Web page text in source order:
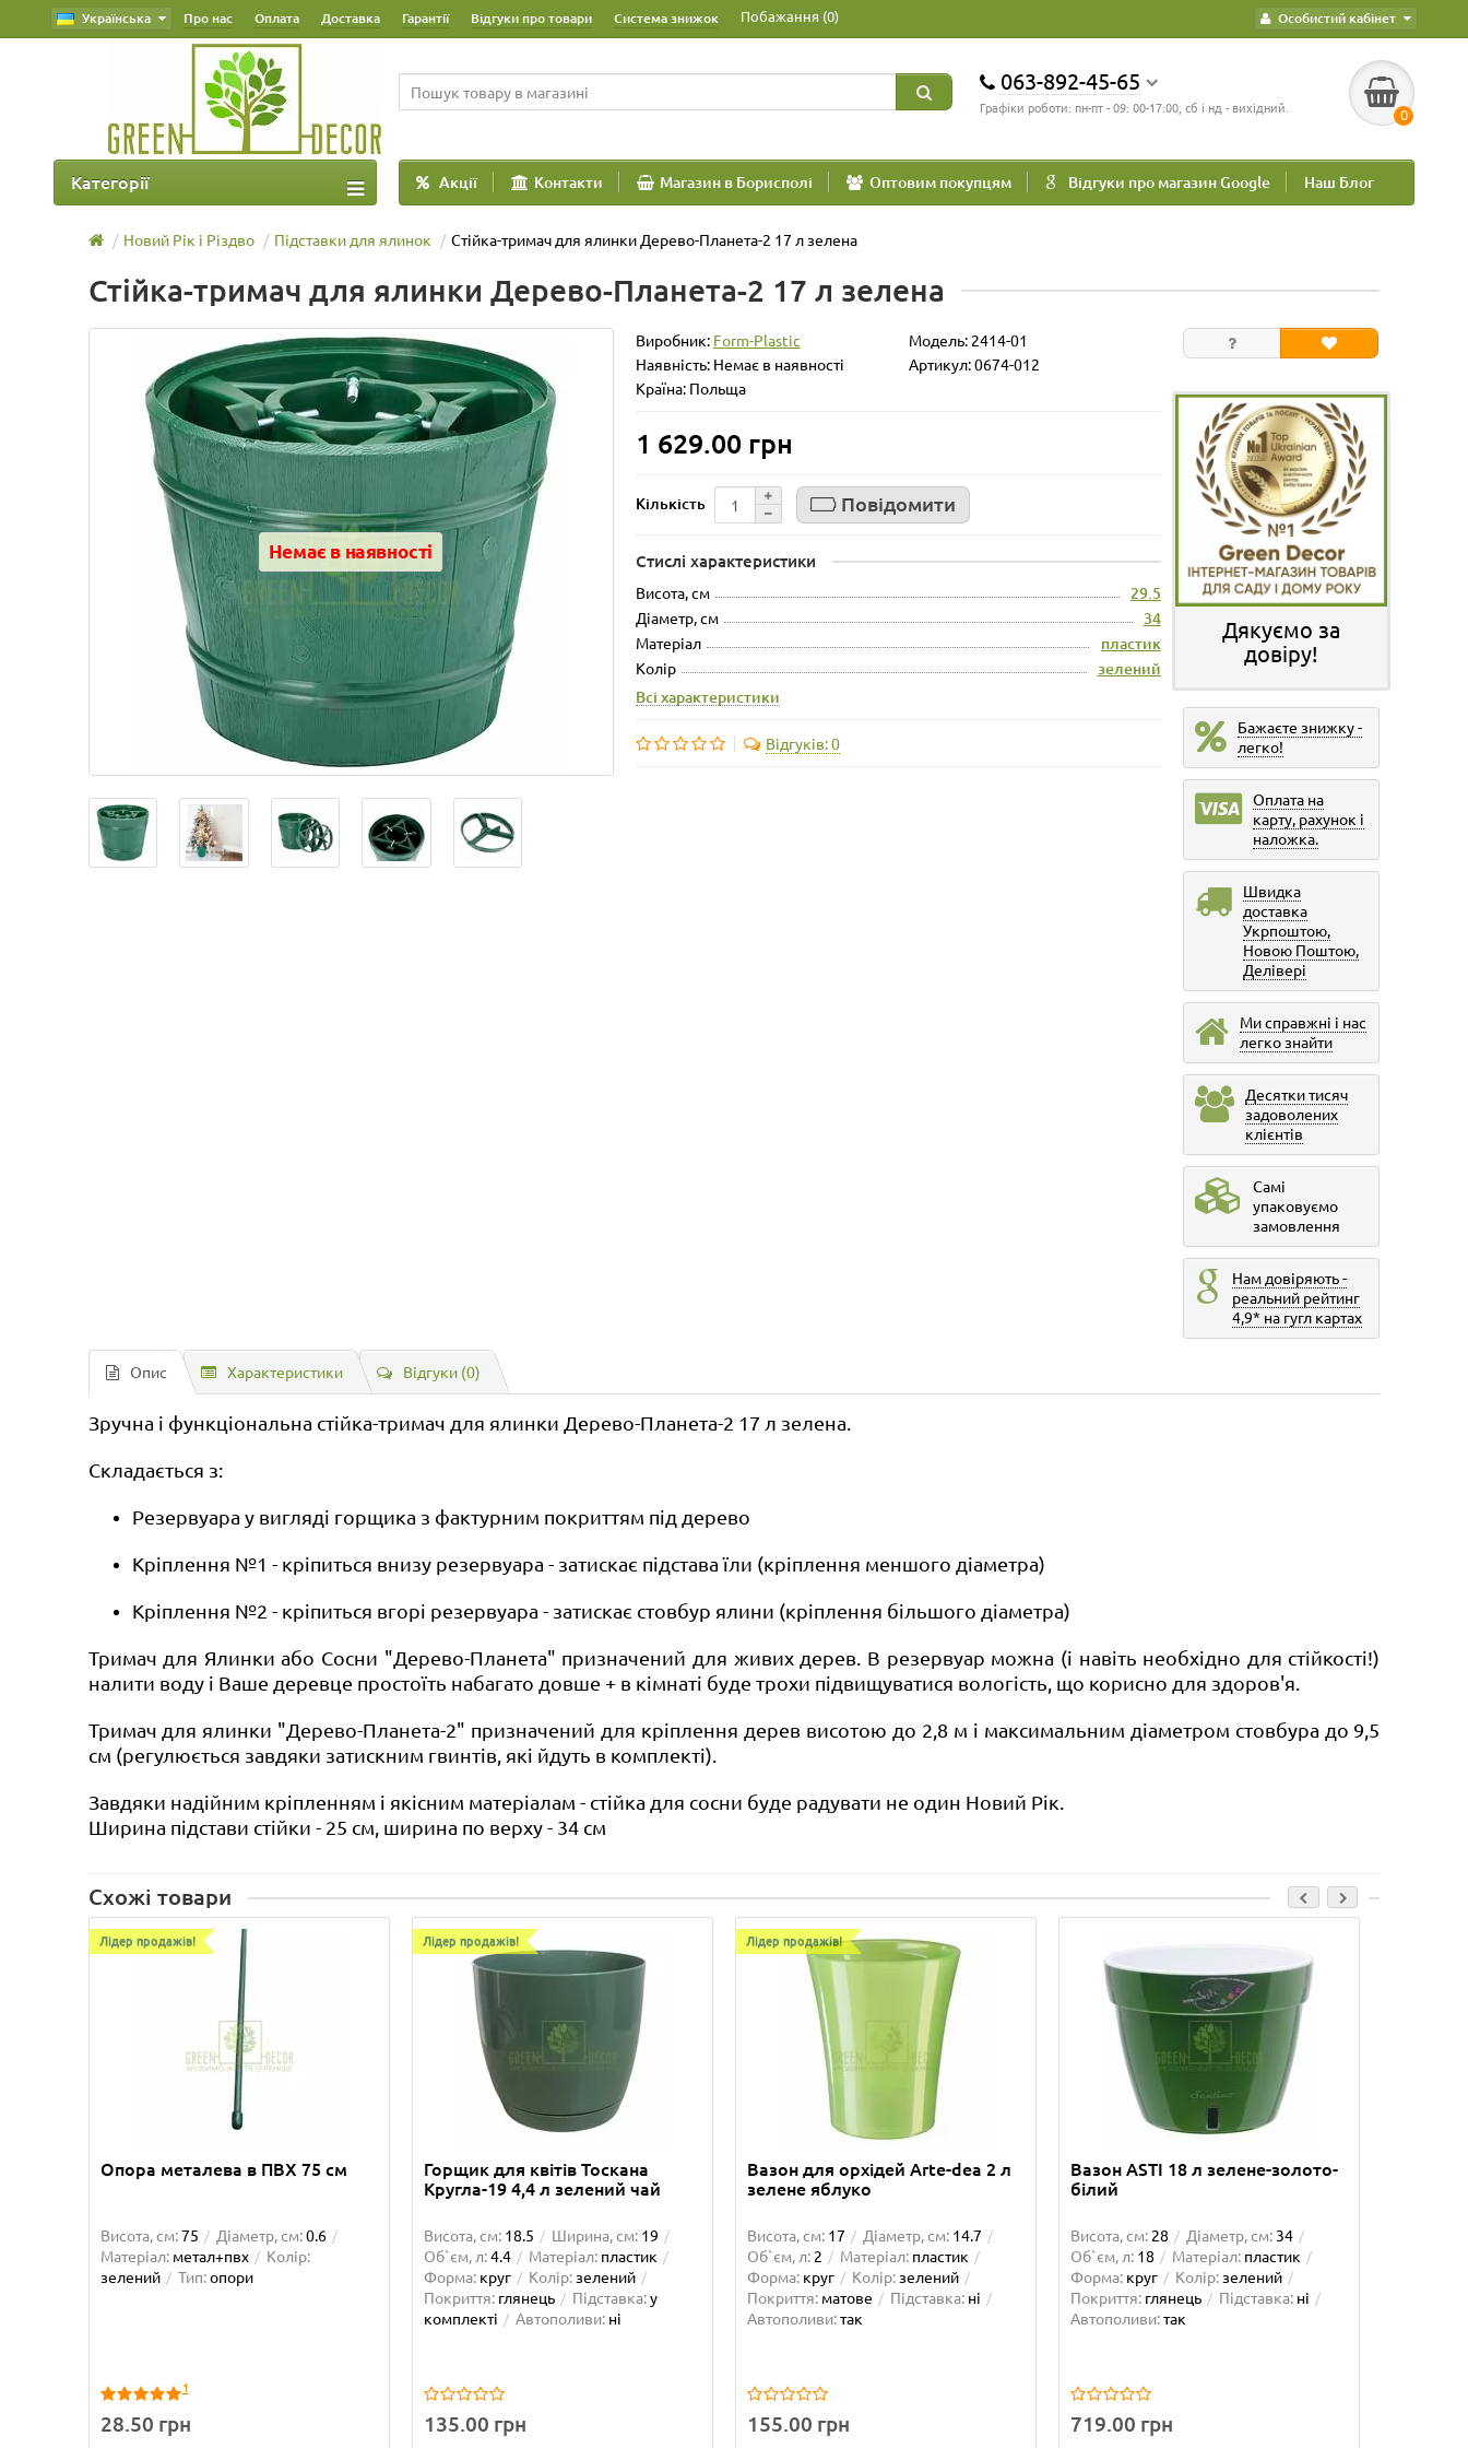
Особистий кабінет
Українська Про нас Оплата Доставка Гарантії Відгуки про товари Система знижок Побажання (0)
063-892-45-65
Графіки роботи: пн-пт - 09: 00-17:00, сб і нд - вихідний. 0
Акції Контакти Магазин в Борисполі Оптовим покупцям Відгуки про магазин Google Наш Блог
Категорії
Новий Рік і Різдво Підставки для ялинок Стійка-тримач для ялинки Дерево-Планета-2 17 л зелена
Стійка-тримач для ялинки Дерево-Планета-2 17 л зелена
Немає в наявності
Виробник: Form-Plastic Модель: 2414-01
Наявність: Немає в наявності
Артикул: 0674-012
Країна: Польща
1 629.00 грн
Кількість Повідомити
Стислі характеристики
Висота, см 29.5
Діаметр, см 34
Матеріал пластик
Колір
зелений
Всі характеристики
Відгуків: 0
Дякуємо за
довіру!
Бажаєте знижку -
легко!
Оплата на
карту, рахунок і
наложка.
Швидка
доставка
Укрпоштою,
Новою Поштою,
Делівері
Ми справжні і нас
легко знайти
Десятки тисяч
задоволених
клієнтів
Самі
упаковуємо
замовлення
Нам довіряють -
реальний рейтинг
4,9* на гугл картах
Опис Характеристики Відгуки (0)
Зручна і функціональна стійка-тримач для ялинки Дерево-Планета-2 17 л зелена.
Складається з:
Резервуара у вигляді горщика з фактурним покриттям під дерево
Кріплення №1 - кріпиться внизу резервуара - затискає підстава їли (кріплення меншого діаметра)
Кріплення №2 - кріпиться вгорі резервуара - затискає стовбур ялини (кріплення більшого діаметра)
Тримач для Ялинки або Сосни "Дерево-Планета" призначений для живих дерев. В резервуар можна (і навіть необхідно для стійкості!)
налити воду і Ваше деревце простоїть набагато довше + в кімнаті буде трохи підвищуватися вологість, що корисно для здоров'я.
Тримач для ялинки "Дерево-Планета-2" призначений для кріплення дерев висотою до 2,8 м і максимальним діаметром стовбура до 9,5
см (регулюється завдяки затискним гвинтів, які йдуть в комплекті).
Завдяки надійним кріпленням і якісним матеріалам - стійка для сосни буде радувати не один Новий Рік.
Ширина підстави стійки - 25 см, ширина по верху - 34 см
Схожі товари
Лідер продажів!
Опора металева в ПВХ 75 см
Висота, см:75 Діаметр, см:0.6
Матеріал: метал+пвх
Колір:
зелений
Тип:опори
1
28.50 грн
Лідер продажів!
Горщик для квітів Тоскана
Кругла-19 4,4 л зелений чай
Висота, см: 18.5 Ширина, см: 19
Об`єм, л:4.4 Матеріал: пластик
Форма: круг Колір:зелений
Покриття: глянець Підставка:у
комплекті
Автополиви: ні
135.00 грн
Лідер продажів!
Вазон для орхідей Arte-dea 2 л
зелене яблуко
Висота, см: 17 Діаметр, см: 14.7
Об`єм, л: 2 Матеріал: пластик
Форма: круг Колір:зелений
Покриття: матове Підставка: ні
Автополиви:так
155.00 грн
Вазон ASTI 18 л зелене-золото-
білий
Висота, см: 28 Діаметр, см: 34
Об`єм, л: 18 Матеріал: пластик
Форма: круг Колір:зелений
Покриття: глянець Підставка: ні
Автополиви:так
719.00 грн